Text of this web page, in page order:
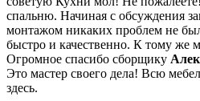
спальню. Начиная с обсуждения
монтажом никаких проблем не
быстро и качественно. К тому же
Огромное спасибо сборщику
Это мастер своего дела! Всю
здесь.